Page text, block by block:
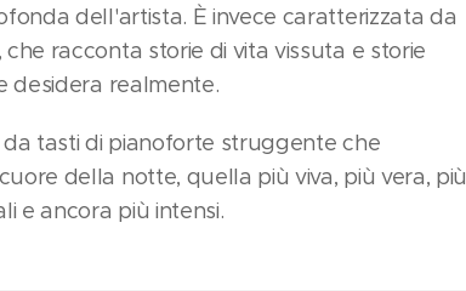
dell'artista. È invece caratterizzata da
, che racconta storie di vita vissuta e storie
desidera realmente.
tasti di pianoforte struggente che
della notte, quella più viva, più vera, più
e ancora più intensi.